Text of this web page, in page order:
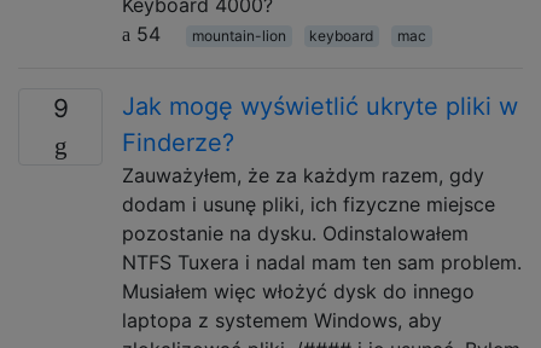
54
mountain-lion keyboard mac
9
Jak mogę wyświetlić ukryte pliki w
Finderze?
Zauważyłem, że za każdym razem, gdy
dodam i usunę pliki, ich fizyczne miejsce
pozostanie na dysku. Odinstalowałem
NTFS Tuxera i nadal mam ten sam problem.
Musiałem więc włożyć dysk do innego
laptopa z systemem Windows, aby